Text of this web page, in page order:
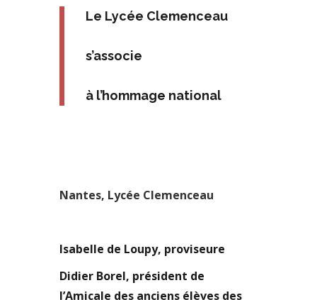
Le Lycée Clemenceau
s’associe
à l’hommage national
Nantes, Lycée Clemenceau
Isabelle de Loupy, proviseure
Didier Borel, président de
l’Amicale des anciens élèves des